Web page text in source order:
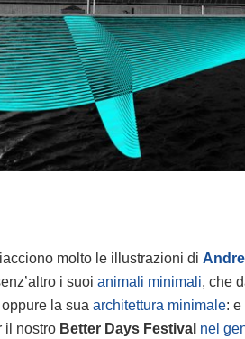
molto le illustrazioni di
i suoi animali minimali, che
la sua architettura minimale: e
il nostro Better Days Festival nel